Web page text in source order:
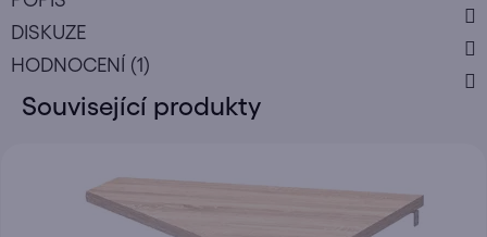
DISKUZE
HODNOCENÍ (1)
Související produkty